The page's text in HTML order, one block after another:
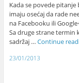
Kada se povede
imaju osećaj da rade
na Facebooku ili
Sa druge strane termin
sadržaj … Continue
23/01/2013